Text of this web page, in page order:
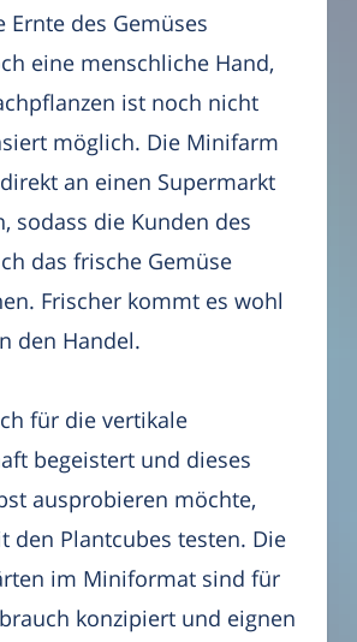
Ernte des Gemüses
eine menschliche Hand,
ist noch nicht
möglich. Die Minifarm
an einen Supermarkt
sodass die Kunden des
das frische Gemüse
Frischer kommt es wohl
den Handel.
für die vertikale
begeistert und dieses
ausprobieren möchte,
den Plantcubes testen. Die
im Miniformat sind für
konzipiert und eignen